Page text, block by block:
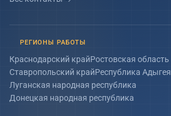
РЕГИОНЫ РАБОТЫ
Краснодарский крайРостовская область
Ставропольский крайРеспублика Адыгея
Луганская народная республика
Донецкая народная республика